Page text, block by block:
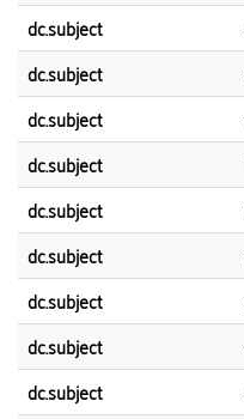
dc.subject
dc.subject
dc.subject
dc.subject
dc.subject
dc.subject
dc.subject
dc.subject
dc.subject